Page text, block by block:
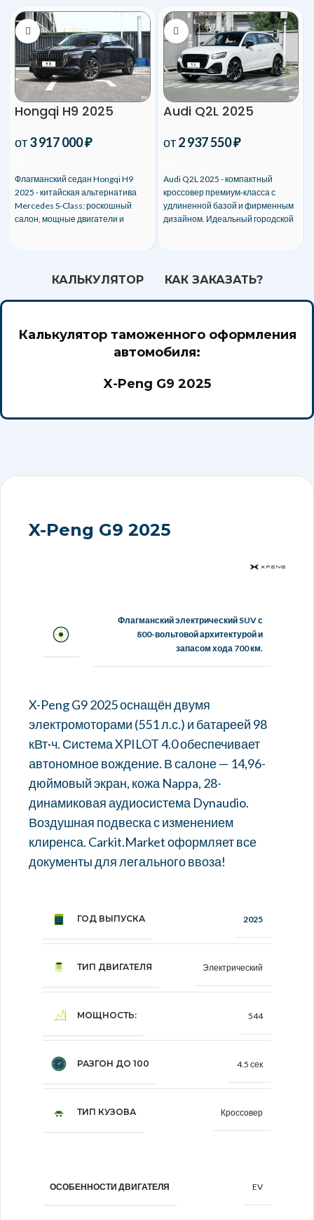
Hongqi H9 2025
от3 917 000₽
Флагманский седан Hongqi H9
2025 - китайская альтернатива
Mercedes S-Class: роскошный
салон, мощные двигатели и
Audi Q2L 2025
от2 937 550₽
Audi Q2L 2025 - компактный
кроссовер премиум-класса с
удлиненной базой и фирменным
дизайном. Идеальный городской
КАЛЬКУЛЯТОР КАК ЗАКАЗАТЬ?
Калькулятор таможенного оформления
автомобиля:
X-Peng G9 2025
X-Peng G9 2025
Флагманский электрический SUV с
800-вольтовой архитектурой и
запасом хода 700 км.
X-Peng G9 2025 оснащён двумя
электромоторами (551 л.с.) и батареей 98
кВт·ч. Система XPILOT 4.0 обеспечивает
автономное вождение. В салоне — 14,96-
дюймовый экран, кожа Nappa, 28-
динамиковая аудиосистема Dynaudio.
Воздушная подвеска с изменением
клиренса. Carkit.Market оформляет все
документы для легального ввоза!
ГОД ВЫПУСКА 2025
ТИП ДВИГАТЕЛЯ Электрический
МОЩНОСТЬ: 544
РАЗГОН ДО 100 4.5 сек
ТИП КУЗОВА Кроссовер
ОСОБЕННОСТИ ДВИГАТЕЛЯ EV